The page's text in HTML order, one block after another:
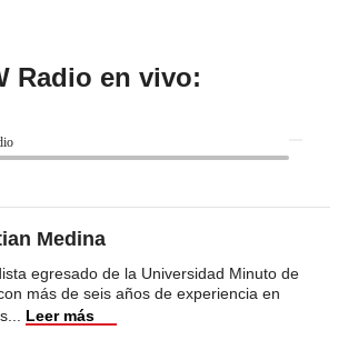
Radio en vivo:
Medina
egresado de la Universidad Minuto de
más de seis años de experiencia en
Leer más